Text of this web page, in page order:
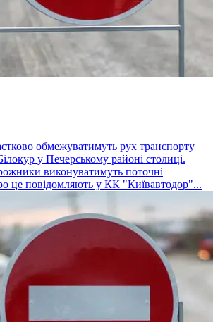
обмежуватимуть рух транспорту
у Печерському районі столиці.
виконуватимуть поточні
це повідомляють у КК "Київавтодор"...